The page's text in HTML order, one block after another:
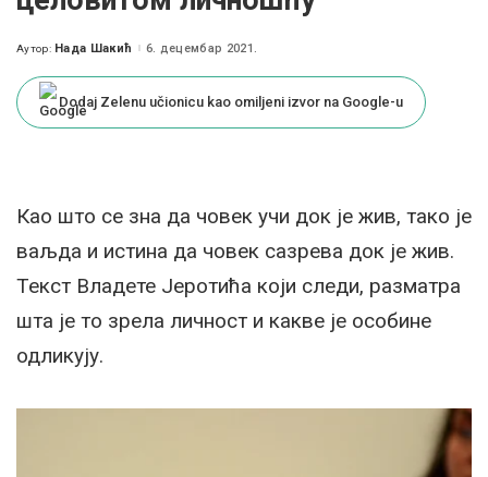
Posted
Аутор: Нада Шакић 6. децембар 2021.
Dodaj Zelenu učionicu kao omiljeni izvor na Google-u
Као што се зна да човек учи док је жив, тако је
ваљда и истина да човек сазрева док је жив.
Текст Владете Јеротића који следи, разматра
шта је то зрела личност и какве је особине
одликују.